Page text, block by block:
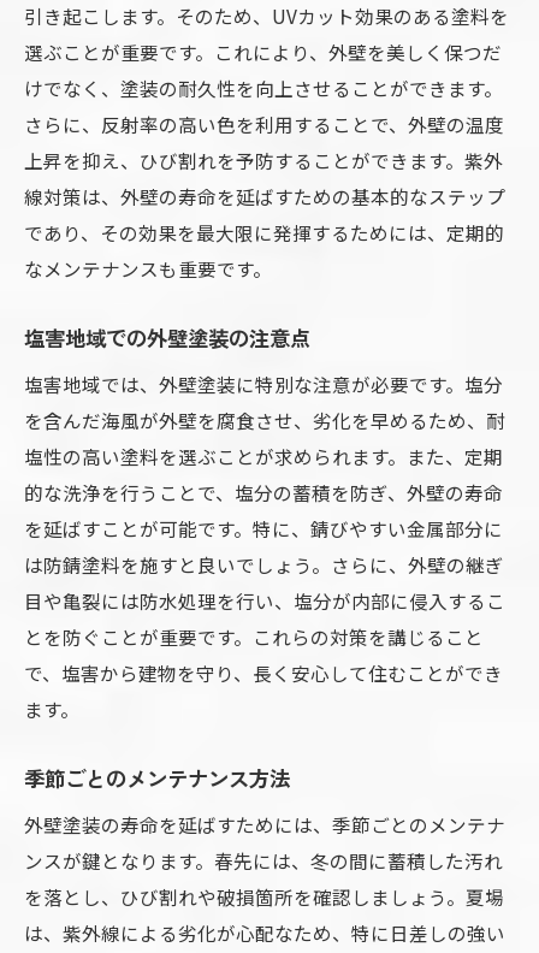
引き起こします。そのため、UVカット効果のある塗料を
選ぶことが重要です。これにより、外壁を美しく保つだ
けでなく、塗装の耐久性を向上させることができます。
さらに、反射率の高い色を利用することで、外壁の温度
上昇を抑え、ひび割れを予防することができます。紫外
線対策は、外壁の寿命を延ばすための基本的なステップ
であり、その効果を最大限に発揮するためには、定期的
なメンテナンスも重要です。
塩害地域での外壁塗装の注意点
塩害地域では、外壁塗装に特別な注意が必要です。塩分
を含んだ海風が外壁を腐食させ、劣化を早めるため、耐
塩性の高い塗料を選ぶことが求められます。また、定期
的な洗浄を行うことで、塩分の蓄積を防ぎ、外壁の寿命
を延ばすことが可能です。特に、錆びやすい金属部分に
は防錆塗料を施すと良いでしょう。さらに、外壁の継ぎ
目や亀裂には防水処理を行い、塩分が内部に侵入するこ
とを防ぐことが重要です。これらの対策を講じること
で、塩害から建物を守り、長く安心して住むことができ
ます。
季節ごとのメンテナンス方法
外壁塗装の寿命を延ばすためには、季節ごとのメンテナ
ンスが鍵となります。春先には、冬の間に蓄積した汚れ
を落とし、ひび割れや破損箇所を確認しましょう。夏場
は、紫外線による劣化が心配なため、特に日差しの強い